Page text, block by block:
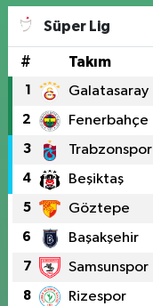
Süper Lig
# Takım
1 Galatasaray
2 Fenerbahçe
3 Trabzonspor
4 Beşiktaş
5 Göztepe
6 Başakşehir
7 Samsunspor
8 Rizespor